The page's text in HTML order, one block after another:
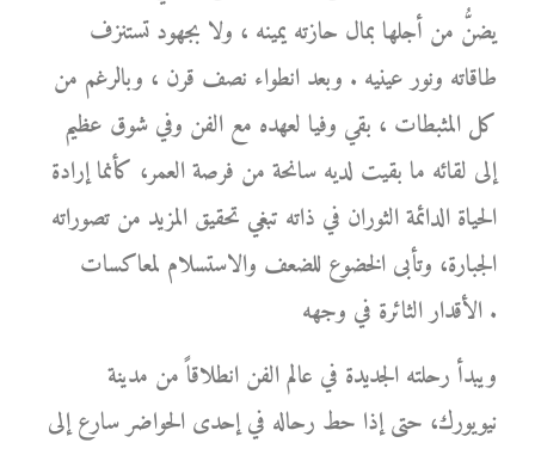
يضنُّ من أجلها بمال حازته يمينه ، ولا بجهود تستنزف
طاقاته ونور عينيه . وبعد انطواء نصف قرن ، وبالرغم من
كل المثبطات ، بقي وفيا لعهده مع الفن وفي شوق عظيم
إلى لقائه ما بقيت لديه سانحة من فرصة العمر، كأنما إرادة
الحياة الدائمة الثوران في ذاته تبغي تحقيق المزيد من تصوراته
الجبارة، وتأبى الخضوع للضعف والاستسلام لمعاكسات
الأقدار الثائرة في وجهه .
ويبدأ رحلته الجديدة في عالم الفن انطلاقاً من مدينة
نيويورك، حتى إذا حط رحاله في إحدى الحواضر سارع إلى